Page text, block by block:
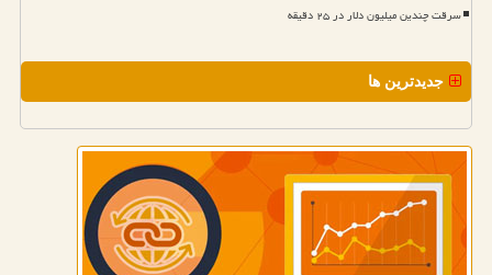
سرقت چندین میلیون دلار در ۲۵ دقیقه
جدیدترین ها